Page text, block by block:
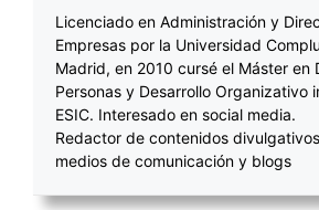
Licenciado en Administración y
Empresas por la Universidad
Madrid, en 2010 cursé el Máster en
Personas y Desarrollo Organizativo
ESIC. Interesado en social media.
Redactor de contenidos
medios de comunicación y blogs